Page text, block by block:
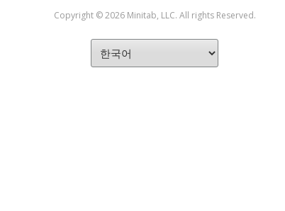
Copyright © 2026 Minitab, LLC. All rights Reserved.